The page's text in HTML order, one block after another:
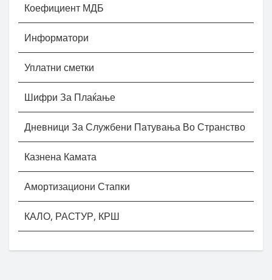
Коефициент МДБ
Информатори
Уплатни сметки
Шифри За Плаќање
Дневници За Службени Патувања Во Странство
Казнена Камата
Амортизациони Стапки
КАЛО, РАСТУР, КРШ